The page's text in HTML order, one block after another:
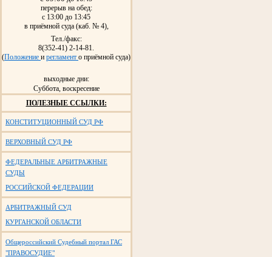
перерыв на обед:
с 13:00 до 13:45
в приёмной суда (каб. № 4),
Тел./факс:
8(352-41) 2-14-81.
(Положение и регламент о приёмной суда)
выходные дни:
Суббота, воскресение
ПОЛЕЗНЫЕ ССЫЛКИ:
КОНСТИТУЦИОННЫЙ СУД РФ
ВЕРХОВНЫЙ СУД РФ
ФЕДЕРАЛЬНЫЕ АРБИТРАЖНЫЕ
СУДЫ
РОССИЙСКОЙ ФЕДЕРАЦИИ
АРБИТРАЖНЫЙ СУД
КУРГАНСКОЙ ОБЛАСТИ
Общероссийский Судебный портал ГАС
"ПРАВОСУДИЕ"